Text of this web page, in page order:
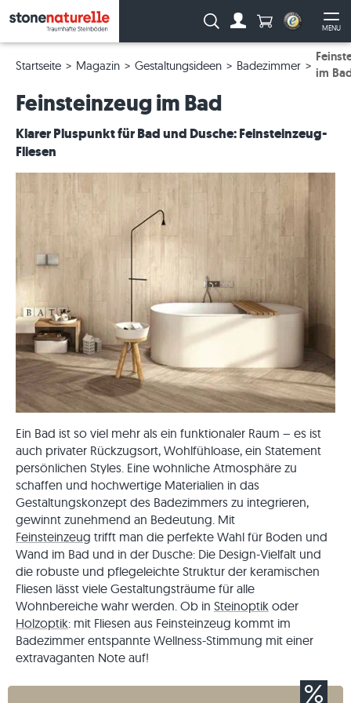
MENU
Suche: Anzahl
Startseite Magazin Gestaltungsideen Badezimmer
im
Feinsteinzeug im Bad
Klarer Pluspunkt für Bad und Dusche: Feinsteinzeug-
Fliesen
Ein Bad ist so viel mehr als ein funktionaler Raum – es ist
auch privater Rückzugsort, Wohlfühloase, ein Statement
persönlichen Styles. Eine wohnliche Atmosphäre zu
schaffen und hochwertige Materialien in das
Gestaltungskonzept des Badezimmers zu integrieren,
gewinnt zunehmend an Bedeutung. Mit
Feinsteinzeug trifft man die perfekte Wahl für Boden und
Wand im Bad und in der Dusche: Die Design-Vielfalt und
die robuste und pflegeleichte Struktur der keramischen
Fliesen lässt viele Gestaltungsträume für alle
Wohnbereiche wahr werden. Ob in Steinoptik oder
Holzoptik: mit Fliesen aus Feinsteinzeug kommt im
Badezimmer entspannte Wellness-Stimmung mit einer
extravaganten Note auf!